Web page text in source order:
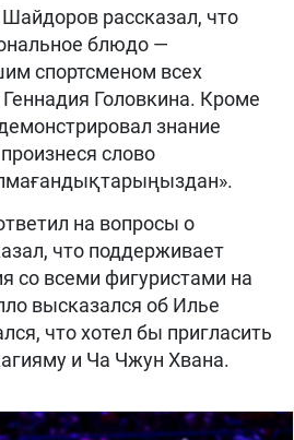
рассказал, что
блюдо —
спортсменом всех
Головкина. Кроме
знание
слово
на вопросы о
что поддерживает
со всеми фигуристами на
высказался об Илье
что хотел бы пригласить
и Ча Чжун Хвана.